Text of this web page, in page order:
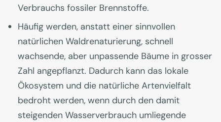
Verbrauchs fossiler Brennstoffe.
Häufig werden, anstatt einer sinnvollen
natürlichen Waldrenaturierung, schnell
wachsende, aber unpassende Bäume in grosser
Zahl angepflanzt. Dadurch kann das lokale
Ökosystem und die natürliche Artenvielfalt
bedroht werden, wenn durch den damit
steigenden Wasserverbrauch umliegende